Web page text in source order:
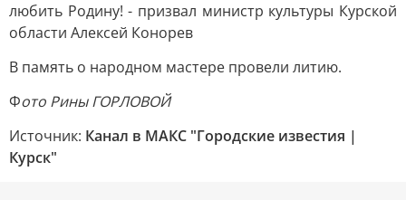
любить Родину! - призвал министр культуры Курской
области Алексей Конорев
В память о народном мастере провели литию.
Фото Рины ГОРЛОВОЙ
Источник: Канал в МАКС "Городские известия |
Курск"